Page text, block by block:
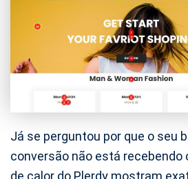
Já se perguntou por que o seu
conversão não está recebendo
de calor do Plerdy mostram